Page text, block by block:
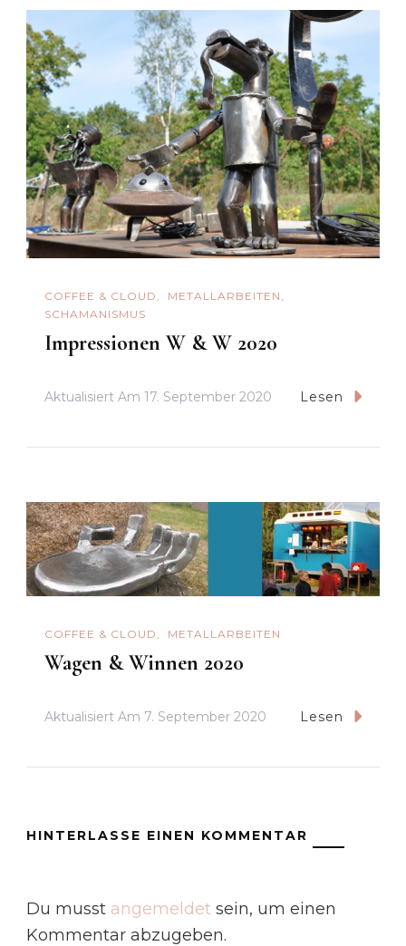
COFFEE & CLOUD
METALLARBEITEN
SCHAMANISMUS
Impressionen W & W 2020
Aktualisiert Am 17. September 2020 Lesen
COFFEE & CLOUD METALLARBEITEN
Wagen & Winnen 2020
Aktualisiert Am 7. September 2020 Lesen
HINTERLASSE EINEN KOMMENTAR
Du musst angemeldet sein, um einen
Kommentar abzugeben.